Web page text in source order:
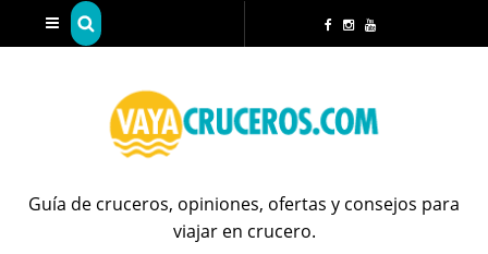
Guía de cruceros, opiniones, ofertas y consejos para
viajar en crucero.